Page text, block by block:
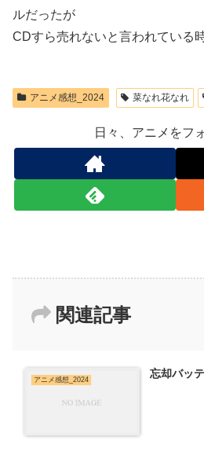
ルだったが
CDすら売れないと言われている
アニメ感想_2024 菜なれ花なれ
日々、アニメをフ
関連記事
アニメ感想_2024 忘却バッ